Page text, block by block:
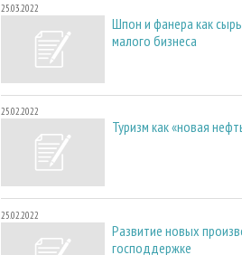
25.03.2022
Шпон и фанера как
малого бизнеса
25.02.2022
Туризм как «новая
25.02.2022
Развитие новых
господдержке